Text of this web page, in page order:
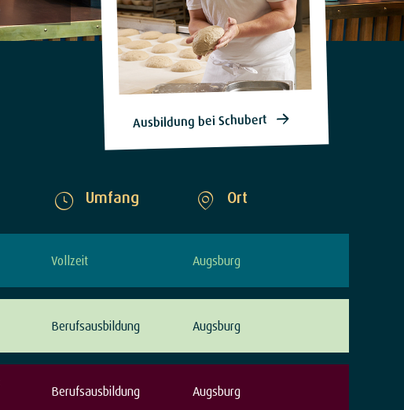
Ausbildung bei Schubert
Umfang Ort
Vollzeit Augsburg
Berufsausbildung Augsburg
Berufsausbildung Augsburg